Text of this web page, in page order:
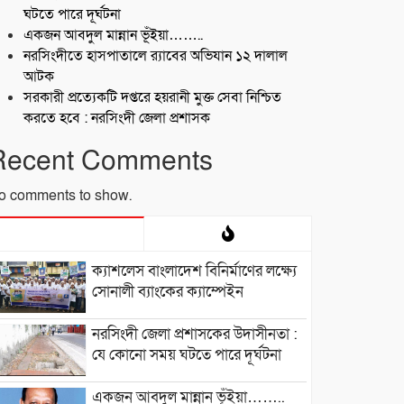
ঘটতে পারে দূর্ঘটনা
একজন আবদুল মান্নান ভূঁইয়া……..
নরসিংদীতে হাসপাতালে র‍্যাবের অভিযান ১২ দালাল
আটক
সরকারী প্রত্যেকটি দপ্তরে হয়রানী মুক্ত সেবা নিশ্চিত
করতে হবে : নরসিংদী জেলা প্রশাসক
Comments
comments to show.
ক্যাশলেস বাংলাদেশ বিনির্মাণের লক্ষ্যে
সোনালী ব্যাংকের ক্যাম্পেইন
নরসিংদী জেলা প্রশাসকের উদাসীনতা :
যে কোনো সময় ঘটতে পারে দূর্ঘটনা
একজন আবদুল মান্নান ভূঁইয়া……..